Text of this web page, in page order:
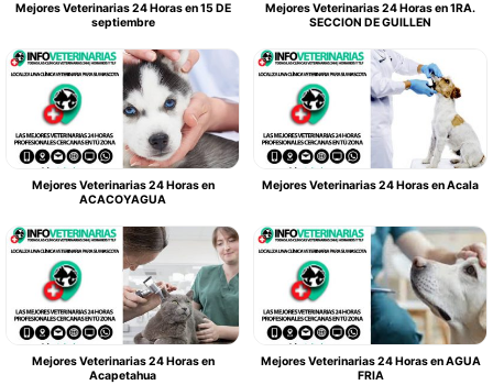
Mejores Veterinarias 24 Horas en 15 DE
septiembre
Mejores Veterinarias 24 Horas en 1RA.
SECCION DE GUILLEN
Mejores Veterinarias 24 Horas en
ACACOYAGUA
Mejores Veterinarias 24 Horas en Acala
Mejores Veterinarias 24 Horas en
Acapetahua
Mejores Veterinarias 24 Horas en AGUA
FRIA